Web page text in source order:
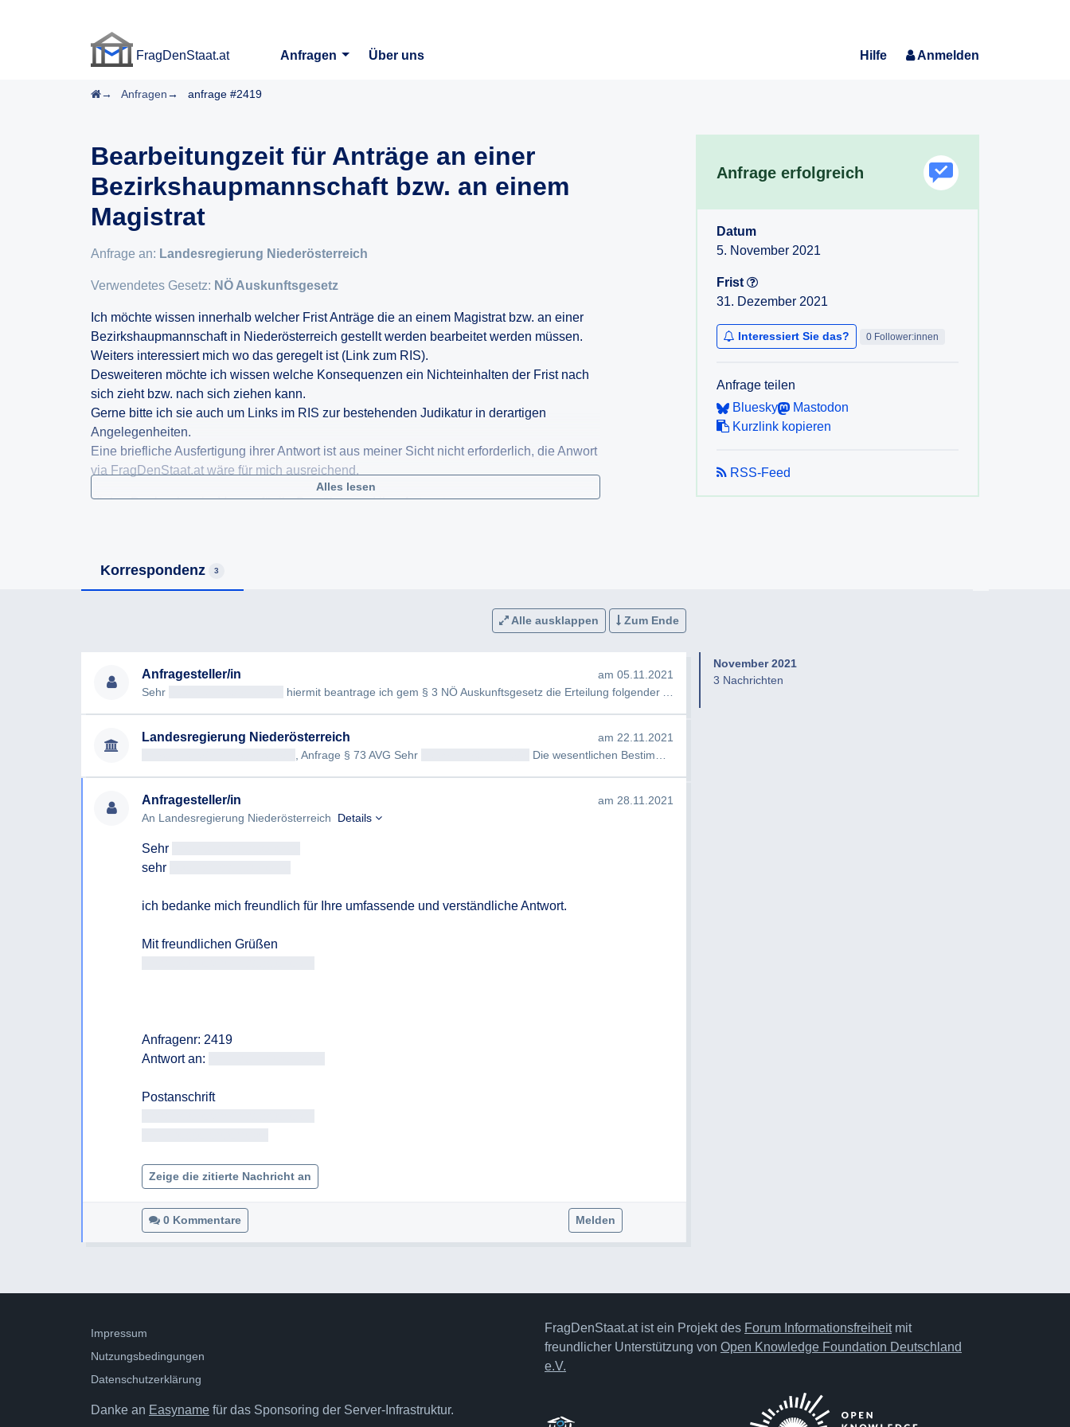
FragDenStaat.at
Anfragen
Über uns Hilfe Anmelden
Startseite
Anfragen anfrage #2419
Bearbeitungzeit für Anträge an einer
Bezirkshaupmannschaft bzw. an einem
Magistrat
Anfrage an: Landesregierung Niederösterreich
Verwendetes Gesetz: NÖ Auskunftsgesetz
Ich möchte wissen innerhalb welcher Frist Anträge die an einem Magistrat bzw. an einer
Bezirkshaupmannschaft in Niederösterreich gestellt werden bearbeitet werden müssen.
Weiters interessiert mich wo das geregelt ist (Link zum RIS).
Desweiteren möchte ich wissen welche Konsequenzen ein Nichteinhalten der Frist nach
sich zieht bzw. nach sich ziehen kann.
Gerne bitte ich sie auch um Links im RIS zur bestehenden Judikatur in derartigen
Angelegenheiten.
Eine briefliche Ausfertigung ihrer Antwort ist aus meiner Sicht nicht erforderlich, die Anwort
via FragDenStaat.at wäre für mich ausreichend.
Vielen Dank schon im Voraus für ihr Bemühen und ihre Antworten.
Alles lesen
Anfrage erfolgreich
Datum
5. November 2021
Frist
31. Dezember 2021
Interessiert Sie das? 0 Follower:innen
Anfrage teilen
Bluesky
Mastodon
Kurzlink kopieren
RSS-Feed
Korrespondenz 3
Alle ausklappen Zum Ende
Anfragesteller/in
am 05.11.2021
Sehr
hiermit beantrage ich gem § 3 NÖ Auskunftsgesetz die Erteilung folgender Auskunft: …
Landesregierung Niederösterreich
am 22.11.2021
, Anfrage § 73 AVG Sehr Die wesentlichen Bestimmungen zur…
Anfragesteller/in
am 28.11.2021
An Landesregierung Niederösterreich
Details
Sehr
sehr
ich bedanke mich freundlich für Ihre umfassende und verständliche Antwort.
Anfragenr: 2419
Antwort an:
Zeige die zitierte Nachricht an
0 Kommentare Melden
November 2021
3 Nachrichten
Impressum
Nutzungsbedingungen
Datenschutzerklärung
Danke an Easyname für das Sponsoring der Server-Infrastruktur.
FragDenStaat.at ist ein Projekt des Forum Informationsfreiheitmit
freundlicher Unterstützung von Open Knowledge Foundation Deutschland
e.V.